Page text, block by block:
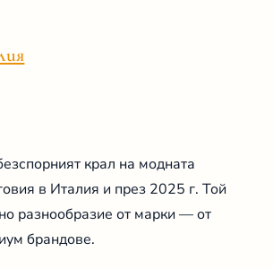
крал на модната
в Италия и през 2025 г. Той
разнообразие от марки — от
брандове.